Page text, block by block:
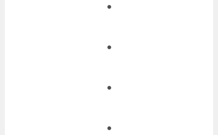
・
・
・
・